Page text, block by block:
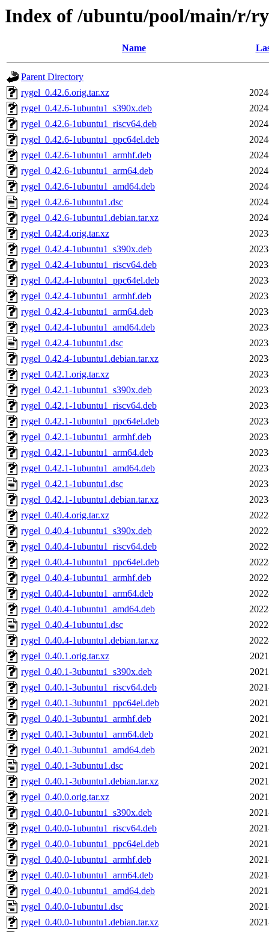
Index of /ubuntu/pool/main/r/
Name
Parent Directory
rygel_0.42.6.orig.tar.xz
rygel_0.42.6-1ubuntu1_s390x.deb
rygel_0.42.6-1ubuntu1_riscv64.deb
rygel_0.42.6-1ubuntu1_ppc64el.deb
rygel_0.42.6-1ubuntu1_armhf.deb
rygel_0.42.6-1ubuntu1_arm64.deb
rygel_0.42.6-1ubuntu1_amd64.deb
rygel_0.42.6-1ubuntu1.dsc
rygel_0.42.6-1ubuntu1.debian.tar.xz
rygel_0.42.4.orig.tar.xz
rygel_0.42.4-1ubuntu1_s390x.deb
rygel_0.42.4-1ubuntu1_riscv64.deb
rygel_0.42.4-1ubuntu1_ppc64el.deb
rygel_0.42.4-1ubuntu1_armhf.deb
rygel_0.42.4-1ubuntu1_arm64.deb
rygel_0.42.4-1ubuntu1_amd64.deb
rygel_0.42.4-1ubuntu1.dsc
rygel_0.42.4-1ubuntu1.debian.tar.xz
rygel_0.42.1.orig.tar.xz
rygel_0.42.1-1ubuntu1_s390x.deb
rygel_0.42.1-1ubuntu1_riscv64.deb
rygel_0.42.1-1ubuntu1_ppc64el.deb
rygel_0.42.1-1ubuntu1_armhf.deb
rygel_0.42.1-1ubuntu1_arm64.deb
rygel_0.42.1-1ubuntu1_amd64.deb
rygel_0.42.1-1ubuntu1.dsc
rygel_0.42.1-1ubuntu1.debian.tar.xz
rygel_0.40.4.orig.tar.xz
rygel_0.40.4-1ubuntu1_s390x.deb
rygel_0.40.4-1ubuntu1_riscv64.deb
rygel_0.40.4-1ubuntu1_ppc64el.deb
rygel_0.40.4-1ubuntu1_armhf.deb
rygel_0.40.4-1ubuntu1_arm64.deb
rygel_0.40.4-1ubuntu1_amd64.deb
rygel_0.40.4-1ubuntu1.dsc
rygel_0.40.4-1ubuntu1.debian.tar.xz
rygel_0.40.1.orig.tar.xz
rygel_0.40.1-3ubuntu1_s390x.deb
rygel_0.40.1-3ubuntu1_riscv64.deb
rygel_0.40.1-3ubuntu1_ppc64el.deb
rygel_0.40.1-3ubuntu1_armhf.deb
rygel_0.40.1-3ubuntu1_arm64.deb
rygel_0.40.1-3ubuntu1_amd64.deb
rygel_0.40.1-3ubuntu1.dsc
rygel_0.40.1-3ubuntu1.debian.tar.xz
rygel_0.40.0.orig.tar.xz
rygel_0.40.0-1ubuntu1_s390x.deb
rygel_0.40.0-1ubuntu1_riscv64.deb
rygel_0.40.0-1ubuntu1_ppc64el.deb
rygel_0.40.0-1ubuntu1_armhf.deb
rygel_0.40.0-1ubuntu1_arm64.deb
rygel_0.40.0-1ubuntu1_amd64.deb
rygel_0.40.0-1ubuntu1.dsc
rygel_0.40.0-1ubuntu1.debian.tar.xz